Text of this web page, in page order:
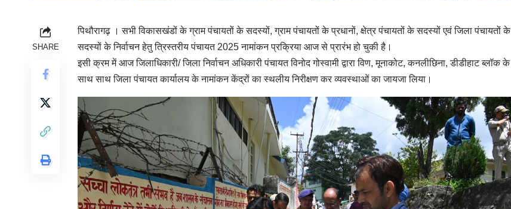
SHARE
पिथौरागढ़ । सभी विकासखंडों के ग्राम पंचायतों के सदस्यों, ग्राम पंचायतों के प्रधानों, क्षेत्र पंचायतों के सदस्यों एवं जिला पंचायतों के
सदस्यों के निर्वाचन हेतु त्रिस्तरीय पंचायत 2025 नामांकन प्रक्रिया आज से प्रारंभ हो चुकी है।
इसी क्रम में आज जिलाधिकारी/ जिला निर्वाचन अधिकारी पंचायत विनोद गोस्वामी द्वारा विण, मूनाकोट, कनलीछिना, डीडीहाट ब्लॉक के
साथ साथ जिला पंचायत कार्यालय के नामांकन केंद्रों का स्थलीय निरीक्षण कर व्यवस्थाओं का जायजा लिया।